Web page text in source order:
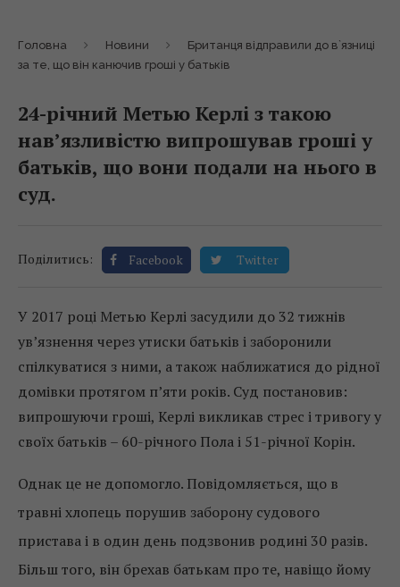
Головна Новини
Британця відправили до в`язниці
за те, що він канючив гроші у батьків
24-річний Метью Керлі з такою
нав’язливістю випрошував гроші у
батьків, що вони подали на нього в
суд.
Поділитись: Facebook Twitter
У 2017 році Метью Керлі засудили до 32 тижнів
ув’язнення через утиски батьків і заборонили
спілкуватися з ними, а також наближатися до рідної
домівки протягом п’яти років. Суд постановив:
випрошуючи гроші, Керлі викликав стрес і тривогу у
своїх батьків – 60-річного Пола і 51-річної Корін.
Однак це не допомогло. Повідомляється, що в
травні хлопець порушив заборону судового
пристава і в один день подзвонив родині 30 разів.
Більш того, він брехав батькам про те, навіщо йому